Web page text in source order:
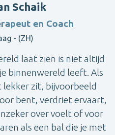
Schaik
en Coach
- (ZH)
laat zien is niet altijd
binnenwereld leeft. Als
zit, bijvoorbeeld
bent, verdriet ervaart,
over voelt of voor
als een bal die je met